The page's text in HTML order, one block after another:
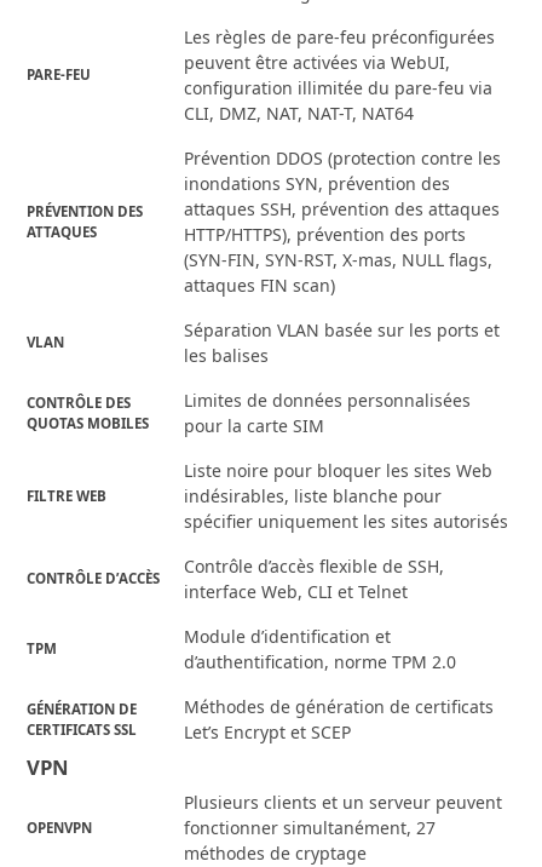
PARE-FEU
Les règles de pare-feu préconfigurées
peuvent être activées via WebUI,
configuration illimitée du pare-feu via
CLI, DMZ, NAT, NAT-T, NAT64
PRÉVENTION DES
ATTAQUES
Prévention DDOS (protection contre les
inondations SYN, prévention des
attaques SSH, prévention des attaques
HTTP/HTTPS), prévention des ports
(SYN-FIN, SYN-RST, X-mas, NULL flags,
attaques FIN scan)
VLAN
Séparation VLAN basée sur les ports et
les balises
CONTRÔLE DES
QUOTAS MOBILES
Limites de données personnalisées
pour la carte SIM
FILTRE WEB
Liste noire pour bloquer les sites Web
indésirables, liste blanche pour
spécifier uniquement les sites autorisés
CONTRÔLE D’ACCÈS
Contrôle d’accès flexible de SSH,
interface Web, CLI et Telnet
TPM
Module d’identification et
d’authentification, norme TPM 2.0
GÉNÉRATION DE
CERTIFICATS SSL
Méthodes de génération de certificats
Let’s Encrypt et SCEP
VPN
OPENVPN
Plusieurs clients et un serveur peuvent
fonctionner simultanément, 27
méthodes de cryptage